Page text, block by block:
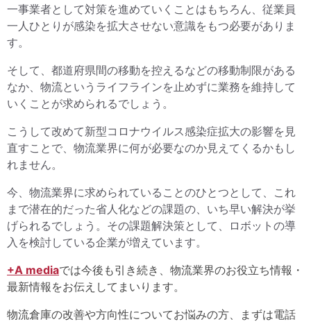
一事業者として対策を進めていくことはもちろん、従業員
一人ひとりが感染を拡大させない意識をもつ必要がありま
す。
そして、都道府県間の移動を控えるなどの移動制限がある
なか、物流というライフラインを止めずに業務を維持して
いくことが求められるでしょう。
こうして改めて新型コロナウイルス感染症拡大の影響を見
直すことで、物流業界に何が必要なのか見えてくるかもし
れません。
今、物流業界に求められていることのひとつとして、これ
まで潜在的だった省人化などの課題の、いち早い解決が挙
げられるでしょう。その課題解決策として、ロボットの導
入を検討している企業が増えています。
+A mediaでは今後も引き続き、物流業界のお役立ち情報・
最新情報をお伝えしてまいります。
物流倉庫の改善や方向性についてお悩みの方、まずは電話